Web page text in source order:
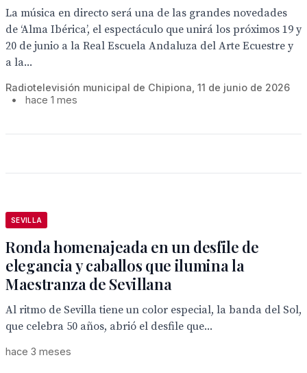
La música en directo será una de las grandes novedades
de ‘Alma Ibérica’, el espectáculo que unirá los próximos 19 y
20 de junio a la Real Escuela Andaluza del Arte Ecuestre y
a la...
Radiotelevisión municipal de Chipiona, 11 de junio de 2026
•
hace 1 mes
SEVILLA
Ronda homenajeada en un desfile de
elegancia y caballos que ilumina la
Maestranza de Sevillana
Al ritmo de Sevilla tiene un color especial, la banda del Sol,
que celebra 50 años, abrió el desfile que...
hace 3 meses